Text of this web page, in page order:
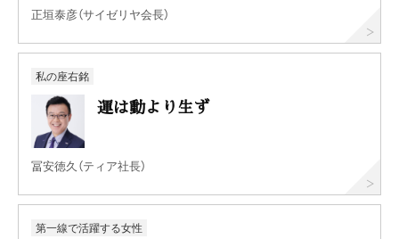
正垣泰彦（サイゼリヤ会長）
私の座右銘
運は動より生ず
冨安徳久（ティア社長）
第一線で活躍する女性